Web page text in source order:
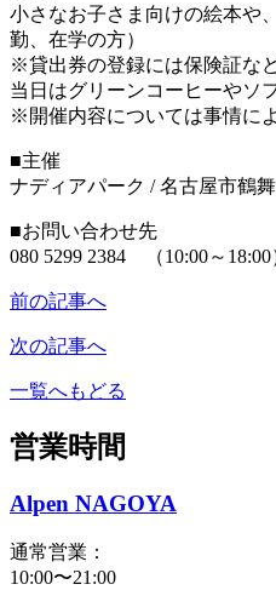
小さなお子さま向けの絵本や
勤、在学の方）
※貸出券の登録には保険証な
当日はグリーンコーヒーやソ
※開催内容については事情に
■主催
ナディアパーク / 名古屋市鶴
■お問い合わせ先
080 5299 2384 （10:00～18:00
前の記事へ
次の記事へ
一覧へもどる
営業時間
Alpen NAGOYA
通常営業：
10:00〜21:00